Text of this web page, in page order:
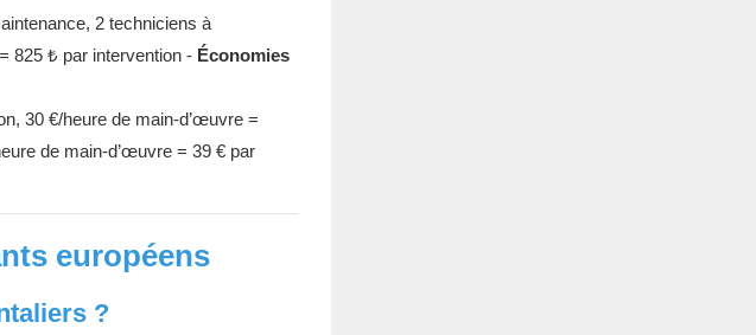
2 techniciens à
825 ₺ par intervention - Économies
30 €/heure de main-d’œuvre =
de main-d’œuvre = 39 € par
européens
?